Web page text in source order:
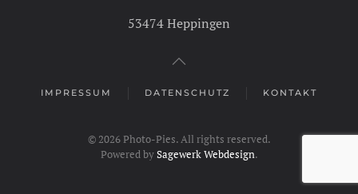
53474 Heppingen
IMPRESSUM DATENSCHUTZ KONTAKT
© 2026Photo-Pies. All rights reserved.
Powered bySagewerk Webdesign.